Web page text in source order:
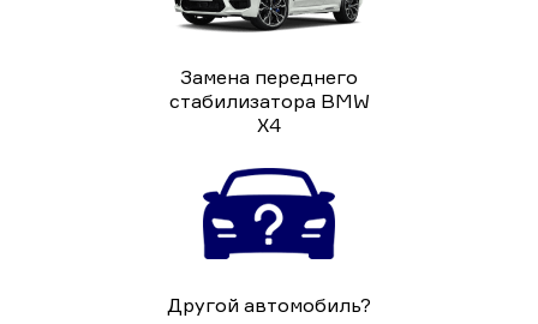
Замена переднего
стабилизатора BMW
X4
Другой автомобиль?